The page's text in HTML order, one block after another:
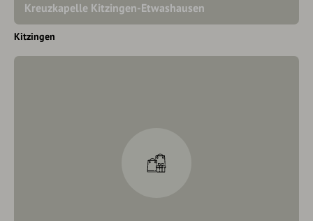
Kreuzkapelle Kitzingen-Etwashausen
Kitzingen